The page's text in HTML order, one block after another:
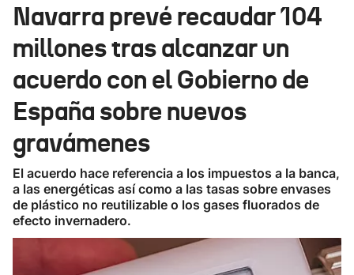
Ikusmiran
Eguraldia
Navarra prevé recaudar 104
millones tras alcanzar un
acuerdo con el Gobierno de
España sobre nuevos
gravámenes
El acuerdo hace referencia a los impuestos a la banca,
a las energéticas así como a las tasas sobre envases
de plástico no reutilizable o los gases fluorados de
efecto invernadero.